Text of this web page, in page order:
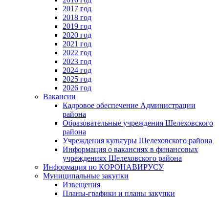
2017 год
2018 год
2019 год
2020 год
2021 год
2022 год
2023 год
2024 год
2025 год
2026 год
Вакансии
Кадровое обеспечение Администрации
района
Образовательные учреждения Шелеховского
района
Учреждения культуры Шелеховского района
Информация о вакансиях в финансовых
учреждениях Шелеховского района
Информация по КОРОНАВИРУСУ
Муниципальные закупки
Извещения
Планы-графики и планы закупки